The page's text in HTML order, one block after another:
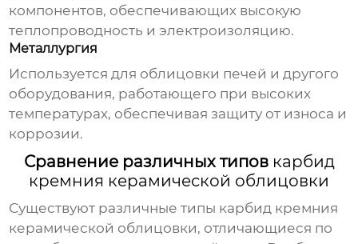
компонентов, обеспечивающих высокую
теплопроводность и электроизоляцию.
Металлургия
Используется для облицовки печей и другого
оборудования, работающего при высоких
температурах, обеспечивая защиту от износа и
коррозии.
Сравнение различных типов карбид
кремния керамической облицовки
Существуют различные типы карбид кремния
керамической облицовки, отличающиеся по